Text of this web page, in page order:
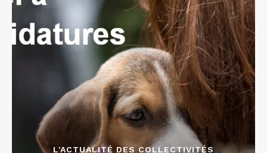
L'ACTUALITÉ DES COLLECTIVITÉS